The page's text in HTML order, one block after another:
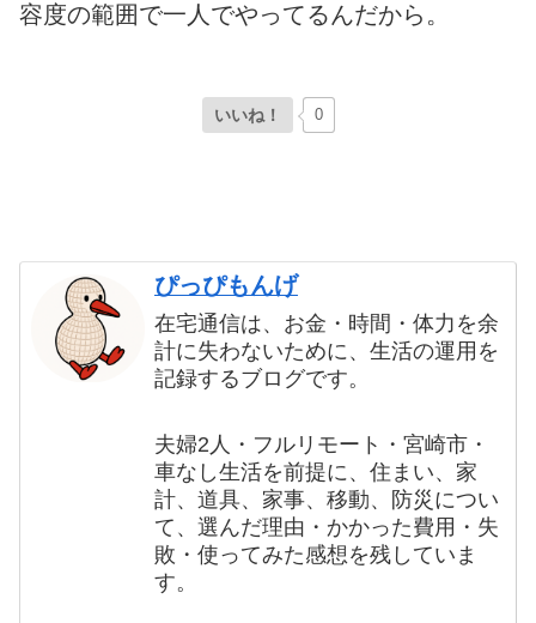
容度の範囲で一人でやってるんだから。
いいね！ 0
ぴっぴもんげ
在宅通信は、お金・時間・体力を余
計に失わないために、生活の運用を
記録するブログです。
夫婦2人・フルリモート・宮崎市・
車なし生活を前提に、住まい、家
計、道具、家事、移動、防災につい
て、選んだ理由・かかった費用・失
敗・使ってみた感想を残していま
す。